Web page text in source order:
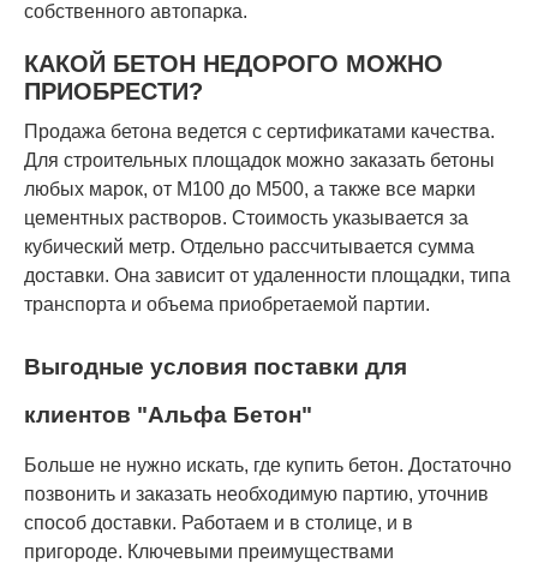
собственного автопарка.
КАКОЙ БЕТОН НЕДОРОГО МОЖНО
ПРИОБРЕСТИ?
Продажа бетона ведется с сертификатами качества.
Для строительных площадок можно заказать бетоны
любых марок, от М100 до М500, а также все марки
цементных растворов. Стоимость указывается за
кубический метр. Отдельно рассчитывается сумма
доставки. Она зависит от удаленности площадки, типа
транспорта и объема приобретаемой партии.
Выгодные условия поставки для
клиентов "Альфа Бетон"
Больше не нужно искать, где купить бетон. Достаточно
позвонить и заказать необходимую партию, уточнив
способ доставки. Работаем и в столице, и в
пригороде. Ключевыми преимуществами